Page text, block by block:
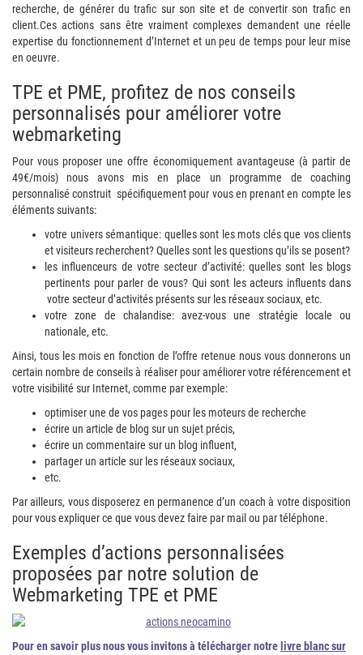
recherche, de générer du trafic sur son site et de convertir son trafic en
client.Ces actions sans être vraiment complexes demandent une réelle
expertise du fonctionnement d’Internet et un peu de temps pour leur mise
en oeuvre.
TPE et PME, profitez de nos conseils
personnalisés pour améliorer votre
webmarketing
Pour vous proposer une offre économiquement avantageuse (à partir de
49€/mois) nous avons mis en place un programme de coaching
personnalisé construit spécifiquement pour vous en prenant en compte les
éléments suivants:
votre univers sémantique: quelles sont les mots clés que vos clients
et visiteurs recherchent? Quelles sont les questions qu’ils se posent?
les influenceurs de votre secteur d’activité: quelles sont les blogs
pertinents pour parler de vous? Qui sont les acteurs influents dans
votre secteur d’activités présents sur les réseaux sociaux, etc.
votre zone de chalandise: avez-vous une stratégie locale ou
nationale, etc.
Ainsi, tous les mois en fonction de l’offre retenue nous vous donnerons un
certain nombre de conseils à réaliser pour améliorer votre référencement et
votre visibilité sur Internet, comme par exemple:
optimiser une de vos pages pour les moteurs de recherche
écrire un article de blog sur un sujet précis,
écrire un commentaire sur un blog influent,
partager un article sur les réseaux sociaux,
etc.
Par ailleurs, vous disposerez en permanence d’un coach à votre disposition
pour vous expliquer ce que vous devez faire par mail ou par téléphone.
Exemples d’actions personnalisées
proposées par notre solution de
Webmarketing TPE et PME
Pour en savoir plus nous vous invitons à télécharger notre livre blanc sur